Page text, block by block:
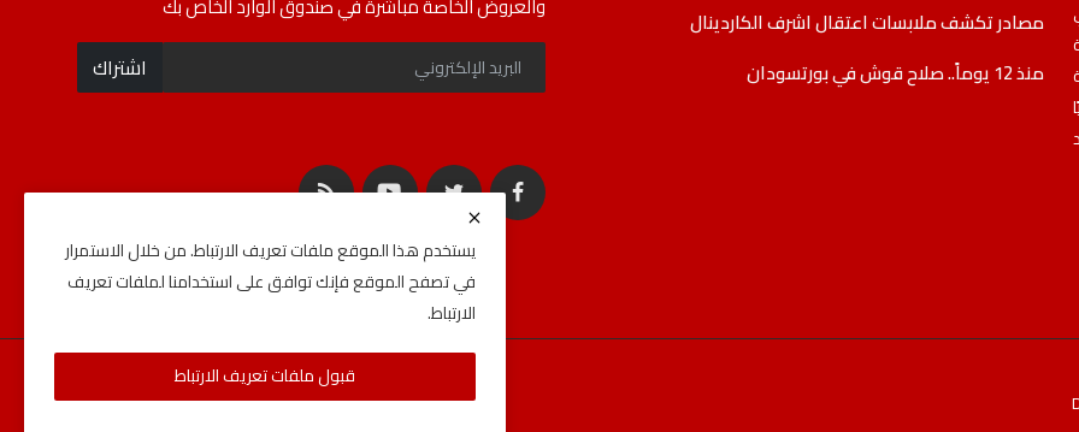
مصادر تكشف ملابسات اعتقال اشرف الكاردينال
منذ 12 يوماً.. صلاح قوش في بورتسودان
والعروض الخاصة مباشرة في صندوق الوارد الخاص بك
اشتراك
الأحكام والشروط
يستخدم هذا الموقع ملفات تعريف الارتباط. من خلال الاستمرار
في تصفح الموقع فإنك توافق على استخدامنا لملفات تعريف
الارتباط.
قبول ملفات تعريف الارتباط